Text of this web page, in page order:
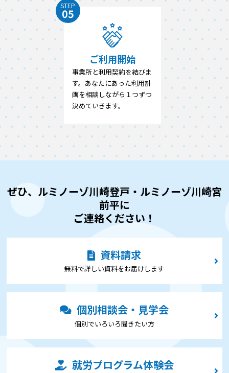
STEP
05
ご利用開始
事業所と利用契約を結びま
す。あなたにあった利用計
画を相談しながら１つずつ
決めていきます。
ぜひ、ルミノーゾ川崎登戸・ルミノーゾ川崎宮
前平に
ご連絡ください！
資料請求
無料で詳しい資料をお届けします
個別相談会・見学会
個別でいろいろ聞きたい⽅
就労プログラム体験会